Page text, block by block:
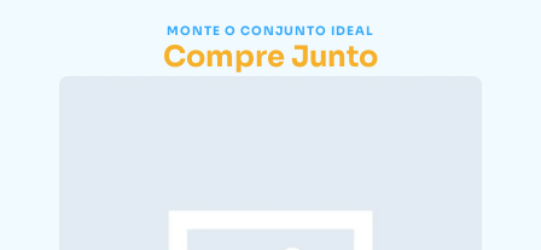
MONTE O CONJUNTO IDEAL
Compre Junto